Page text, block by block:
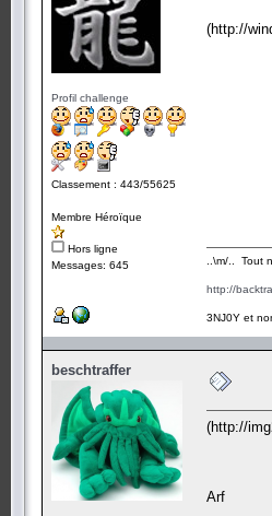
Profil challenge
Classement : 443/55625
Membre Héroïque
Hors ligne
Messages: 645
(http://
..\m/.. Tout
http://
3NJ0Y et
beschtraffer
(http://
Arf